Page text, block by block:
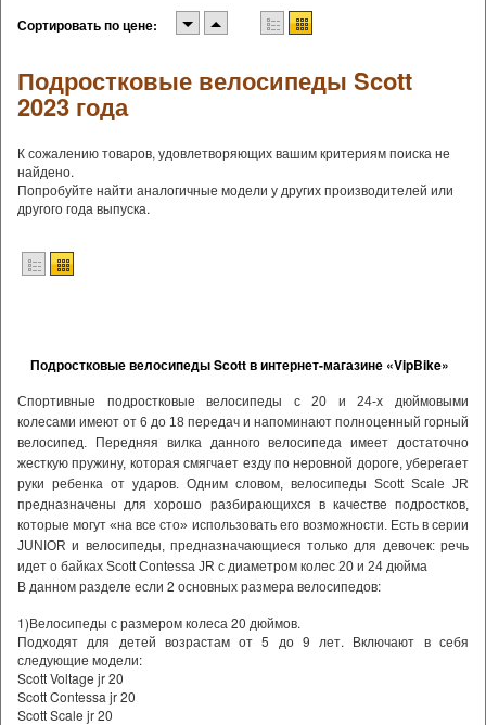
Сортировать по цене:
Подростковые велосипеды Scott
2023 года
К сожалению товаров, удовлетворяющих вашим критериям поиска не
найдено.
Попробуйте найти аналогичные модели у других производителей или
другого года выпуска.
Подростковые велосипеды Scott в интернет-магазине «VipBike»
Спортивные подростковые велосипеды с 20 и 24-х дюймовыми
колесами имеют от 6 до 18 передач и напоминают полноценный горный
велосипед. Передняя вилка данного велосипеда имеет достаточно
жесткую пружину, которая смягчает езду по неровной дороге, уберегает
руки ребенка от ударов. Одним словом, велосипеды Scott Scale JR
предназначены для хорошо разбирающихся в качестве подростков,
которые могут «на все сто» использовать его возможности. Есть в серии
JUNIOR и велосипеды, предназначающиеся только для девочек: речь
идет о байках Scott Contessa JR с диаметром колес 20 и 24 дюйма
В данном разделе если 2 основных размера велосипедов:
1)Велосипеды с размером колеса 20 дюймов.
Подходят для детей возрастам от 5 до 9 лет. Включают в себя
следующие модели:
Scott Voltage jr 20
Scott Contessa jr 20
Scott Scale jr 20